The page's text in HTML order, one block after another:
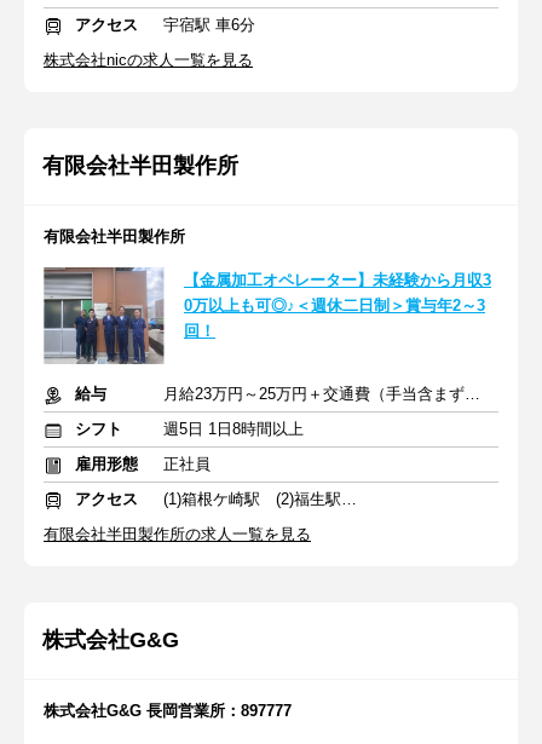
アクセス
宇宿駅 車6分
株式会社nicの求人一覧を見る
有限会社半田製作所
有限会社半田製作所
【金属加工オペレーター】未経験から月収3
0万以上も可◎♪＜週休二日制＞賞与年2～3
回！
給与
月給23万円～25万円＋交通費（手当含まず） ※賞与年2～3回あり
シフト
週5日 1日8時間以上
雇用形態
正社員
アクセス
(1)箱根ケ崎駅 (2)福生駅 (3)羽村駅
有限会社半田製作所の求人一覧を見る
株式会社G&G
株式会社G&G 長岡営業所：897777